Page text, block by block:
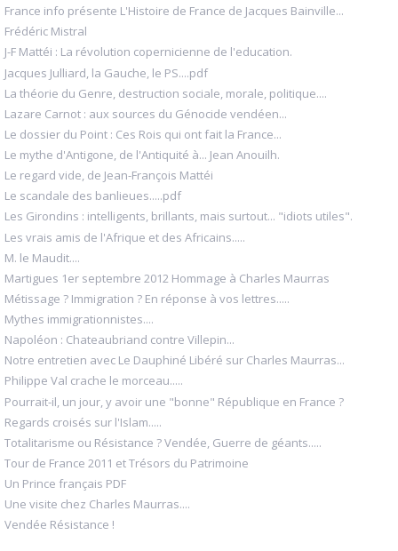
France info présente L'Histoire de France de Jacques Bainville...
Frédéric Mistral
J-F Mattéi : La révolution copernicienne de l'education.
Jacques Julliard, la Gauche, le PS....pdf
La théorie du Genre, destruction sociale, morale, politique....
Lazare Carnot : aux sources du Génocide vendéen...
Le dossier du Point : Ces Rois qui ont fait la France...
Le mythe d'Antigone, de l'Antiquité à... Jean Anouilh.
Le regard vide, de Jean-François Mattéi
Le scandale des banlieues.....pdf
Les Girondins : intelligents, brillants, mais surtout... "idiots utiles".
Les vrais amis de l'Afrique et des Africains.....
M. le Maudit....
Martigues 1er septembre 2012 Hommage à Charles Maurras
Métissage ? Immigration ? En réponse à vos lettres.....
Mythes immigrationnistes....
Napoléon : Chateaubriand contre Villepin...
Notre entretien avec Le Dauphiné Libéré sur Charles Maurras...
Philippe Val crache le morceau.....
Pourrait-il, un jour, y avoir une "bonne" République en France ?
Regards croisés sur l'Islam.....
Totalitarisme ou Résistance ? Vendée, Guerre de géants.....
Tour de France 2011 et Trésors du Patrimoine
Un Prince français PDF
Une visite chez Charles Maurras....
Vendée Résistance !